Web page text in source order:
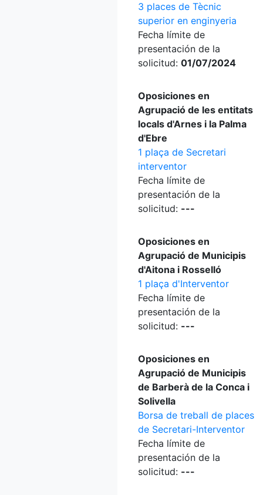
3 places de Tècnic
superior en enginyeria
Fecha límite de
presentación de la
solicitud: 01/07/2024
Oposiciones en
Agrupació de les entitats
locals d'Arnes i la Palma
d'Ebre
1 plaça de Secretari
interventor
Fecha límite de
presentación de la
solicitud: ---
Oposiciones en
Agrupació de Municipis
d'Aitona i Rosselló
1 plaça d'Interventor
Fecha límite de
presentación de la
solicitud: ---
Oposiciones en
Agrupació de Municipis
de Barberà de la Conca i
Solivella
Borsa de treball de places
de Secretari-Interventor
Fecha límite de
presentación de la
solicitud: ---